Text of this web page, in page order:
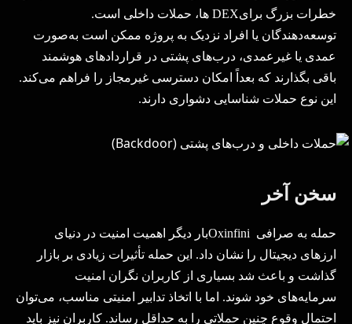
خطرات بزرگ برایDEX ها، حملات داخلی است.
توسعه‌دهندگان یا افراد نزدیک به پروژه ممکن است به‌صورت
عمدی یا غیرعمدی، درب‌های پشتی در قراردادهای هوشمند
باقی بگذارند که بعداً امکان دسترسی غیرمجاز را فراهم می‌کند.
این نوع حملات شناسایی دشواری دارند.
سخن آخر
حمله به صرافی Oxinfiniبار دیگر اهمیت امنیت در دنیای
ارزهای دیجیتال را نشان داد. این حمله تأثیرات زیادی بر بازار
گذاشت و باعث شد بسیاری از کاربران نگران امنیت
سرمایه‌های خود شوند. اما با اتخاذ تدابیر امنیتی مناسب، می‌توان
احتمال وقوع چنین حملاتی را به حداقل رساند. کاربران نیز باید